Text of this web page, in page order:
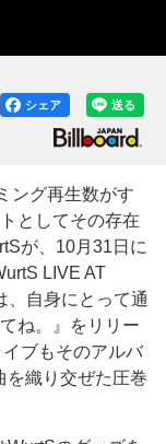
送る
シェア
ング再生数がす
としてその存在
が、10月31日に
LIVE AT
、自身にとって通
ね。』をリリー
ブもそのアルバ
を織り交ぜた圧巻